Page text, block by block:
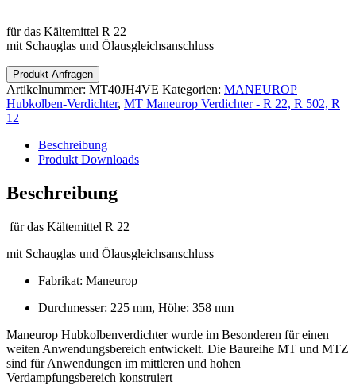
für das Kältemittel R 22
mit Schauglas und Ölausgleichsanschluss
Produkt Anfragen
Artikelnummer: MT40JH4VE Kategorien: MANEUROP
Hubkolben-Verdichter, MT Maneurop Verdichter - R 22, R 502, R
12
Beschreibung
Produkt Downloads
Beschreibung
für das Kältemittel R 22
mit Schauglas und Ölausgleichsanschluss
Fabrikat: Maneurop
Durchmesser: 225 mm, Höhe: 358 mm
Maneurop Hubkolbenverdichter wurde im Besonderen für einen
weiten Anwendungsbereich entwickelt. Die Baureihe MT und MTZ
sind für Anwendungen im mittleren und hohen
Verdampfungsbereich konstruiert